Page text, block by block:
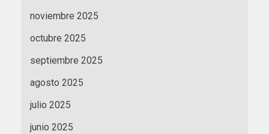
noviembre 2025
octubre 2025
septiembre 2025
agosto 2025
julio 2025
junio 2025